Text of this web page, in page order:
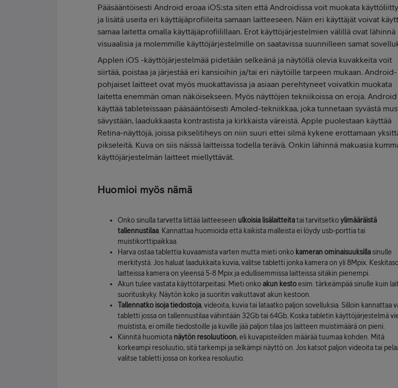
Pääsääntöisesti Android eroaa iOS:sta siten että Androidissa voit muokata
ja lisätä useita eri käyttäjäprofiileita samaan laitteeseen. Näin eri käyttäjät voivat
samaa laitetta omalla käyttäjäprofiilillaan. Erot käyttöjärjestelmien välillä ovat lähinnä
visuaalisia ja molemmille käyttöjärjestelmille on saatavissa suunnilleen samat
Applen iOS -käyttöjärjestelmää pidetään selkeänä ja näytöllä olevia kuvakkeita voit
siirtää, poistaa ja järjestää eri kansioihin ja/tai eri näytöille tarpeen mukaan. Android-
pohjaiset laitteet ovat myös muokattavissa ja asiaan perehtyneet voivatkin muokata
laitetta enemmän oman näköisekseen. Myös näyttöjen tekniikoissa on eroja. Android
käyttää tableteissaan pääsääntöisesti Amoled-tekniikkaa, joka tunnetaan syvästä
sävystään, laadukkaasta kontrastista ja kirkkaista väreistä. Apple puolestaan käyttää
Retina-näyttöjä, joissa pikselitiheys on niin suuri ettei silmä kykene erottamaan
pikseleitä. Kuva on siis näissä laitteissa todella terävä. Onkin lähinnä makuasia
käyttöjärjestelmän laitteet miellyttävät.
Huomioi myös nämä
Onko sinulla tarvetta liittää laitteeseen ulkoisia lisälaitteitatai tarvitsetkoylimääräistä
tallennustilaa. Kannattaa huomioida että kaikista malleista ei löydy usb-porttia tai
muistikorttipaikkaa.
Harva ostaa tablettia kuvaamista varten mutta mieti onko kameran ominaisuuksillasinulle
merkitystä. Jos haluat laadukkaita kuvia, valitse tabletti jonka kamera on yli 8Mpix.
laitteissa kamera on yleensä 5-8 Mpix ja edullisemmissa laitteissa sitäkin pienempi.
Akun tulee vastata käyttötarpeitasi. Mieti onkoakun kestoesim. tärkeämpää sinulle kuin
suorituskyky. Näytön koko ja suoritin vaikuttavat akun kestoon.
Tallennatko isoja tiedostoja, videoita, kuvia tai lataatko paljon sovelluksia. Silloin kannattaa
tabletti jossa on tallennustilaa vähintään 32Gb tai 64Gb. Koska tabletin käyttöjärjestelmä
muistista, ei omille tiedostoille ja kuville jää paljon tilaa jos laitteen muistimäärä on pieni.
Kiinnitä huomiota näytön resoluutioon, eli kuvapisteilden määrää tuumaa kohden. Mitä
korkeampi resoluutio, sitä tarkempi ja selkämpi näyttö on. Jos katsot paljon videoita tai
valitse tabletti jossa on korkea resoluutio.